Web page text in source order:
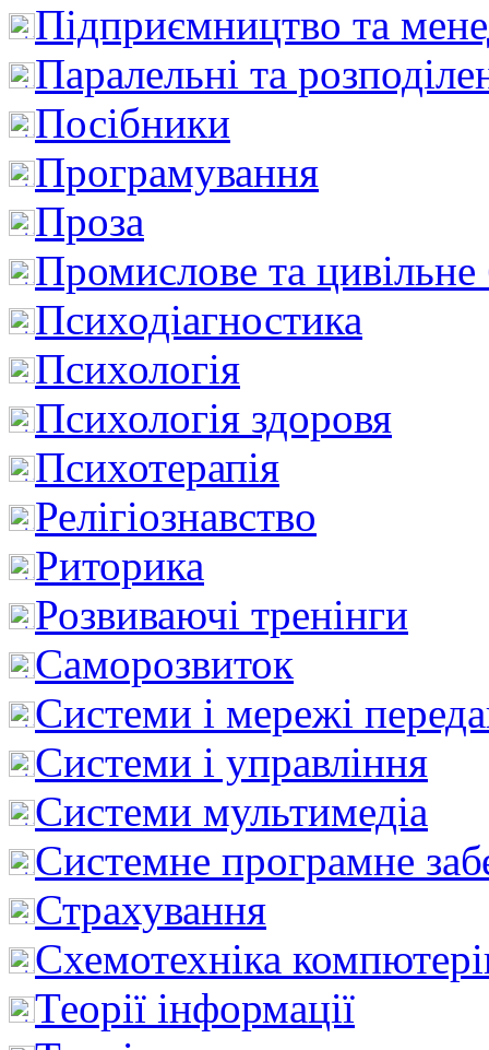
Підприємництво та
Паралельні та
Посібники
Програмування
Проза
Промислове та цивільне
Психодіагностика
Психологія
Психологія здоровя
Психотерапія
Релігіознавство
Риторика
Розвиваючі тренінги
Саморозвиток
Системи і мережі
Системи і управління
Системи мультимедіа
Системне програмне
Страхування
Схемотехніка
Теорії інформації